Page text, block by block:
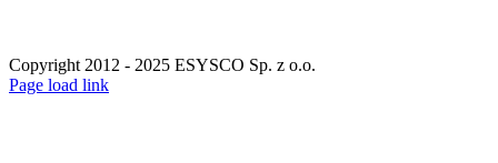
Copyright 2012 - 2025 ESYSCO Sp. z o.o.
Facebook
X
Instagram
Pinterest
Page load link